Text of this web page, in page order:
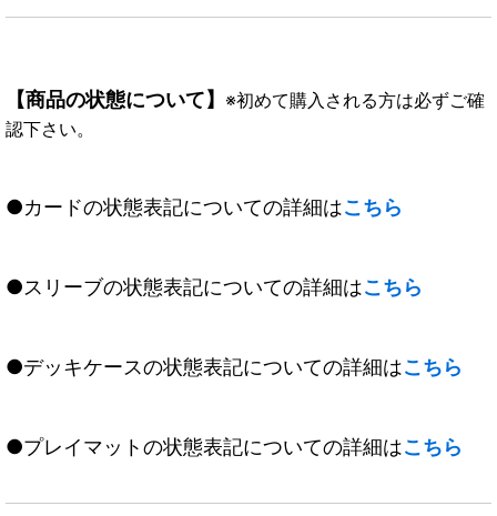
【商品の状態について】 ※初めて購入される方は必ずご確
認下さい。
●カードの状態表記についての詳細はこちら
●スリーブの状態表記についての詳細はこちら
●デッキケースの状態表記についての詳細はこちら
●プレイマットの状態表記についての詳細はこちら